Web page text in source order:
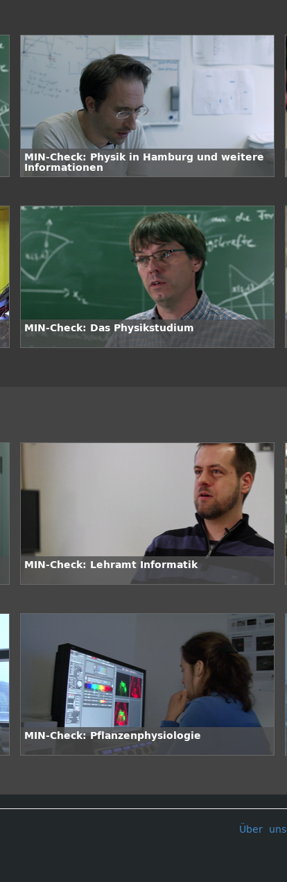
MIN-Check: Physik in Hamburg und weitere
Informationen
MIN-Check: Das Physikstudium
MIN-Check: Lehramt Informatik
MIN-Check: Pflanzenphysiologie
Über uns